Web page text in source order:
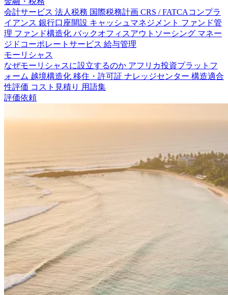
会計サービス 法人税務 国際税務計画 CRS / FATCAコンプラ
イアンス 銀行口座開設 キャッシュマネジメント ファンド管
理 ファンド構造化 バックオフィスアウトソーシング マネー
ジドコーポレートサービス 給与管理
モーリシャス
なぜモーリシャスに設立するのか アフリカ投資プラットフ
ォーム 越境構造化 移住・許可証 ナレッジセンター 構造適合
性評価 コスト見積り 用語集
評価依頼